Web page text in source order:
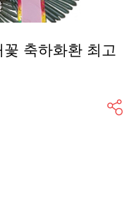
축하화환 최고